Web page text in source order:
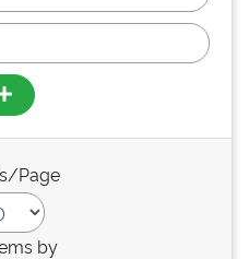
Page
by